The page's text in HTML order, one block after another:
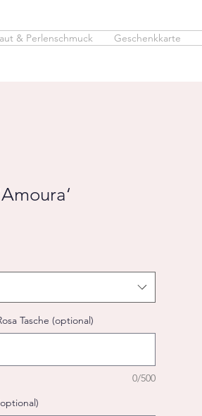
& Perlenschmuck Geschenkkarte
Tasche (optional)
0/500